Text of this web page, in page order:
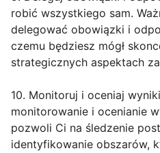
robić wszystkiego sam.
delegować obowiązki i
czemu będziesz mógł
strategicznych aspektach
10. Monitoruj i oceniaj
monitorowanie i ocenianie
pozwoli Ci na śledzenie
identyfikowanie obszarów,